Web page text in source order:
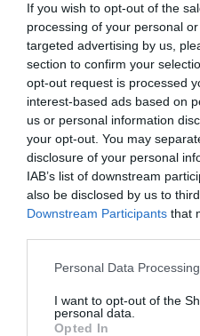
If you wish to opt-out of the
processing of your personal
targeted advertising by us,
section to confirm your
opt-out request is processed
interest-based ads based on
us or personal information
your opt-out. You may
disclosure of your personal
IAB’s list of downstream
also be disclosed by us to
Downstream Participants that
Personal Data
I want to opt-out of the
personal data.
Opted In
πάντοτε να
συγκεκριμένη περιοχή
εφαρμόζοντας μια
brightening για 24ωρη
στοχευμένη δράση
κύκλους.
Στη συνέχεια, μπορείς
brightening colour
το σημείο και
γκριζάρει το concealer.